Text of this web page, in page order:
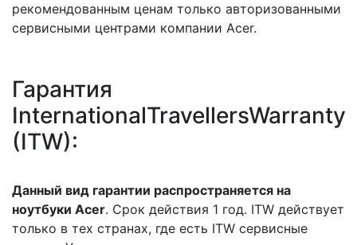
рекомендованным ценам только авторизованными
сервисными центрами компании Acer.
Гарантия
InternationalTravellersWarranty
(ITW):
Данный вид гарантии распространяется на
ноутбуки Acer. Срок действия 1 год. ITW действует
только в тех странах, где есть ITW сервисные